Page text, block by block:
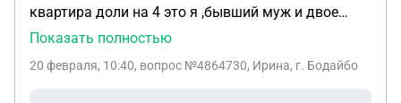
квартира доли на 4 это я ,бывший муж и двое
несовершеннолетних детей ,бывший муж хочет от
он право сделать это не поставив меня в
Показать полностью
20 февраля, 10:40, вопрос №4864730, Ирина, г. Бодайбо